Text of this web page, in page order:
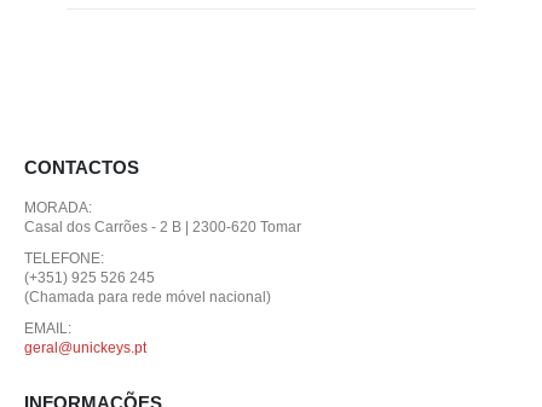
CONTACTOS
MORADA:
Casal dos Carrões - 2 B | 2300-620 Tomar
TELEFONE:
(+351) 925 526 245
(Chamada para rede móvel nacional)
EMAIL:
geral@unickeys.pt
INFORMAÇÕES